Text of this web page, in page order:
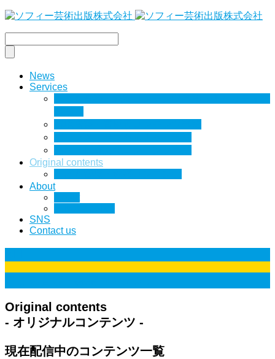
News
Services
Original contents
About
SNS
Contact us
Original contents
- オリジナルコンテンツ -
現在配信中のコンテンツ一覧